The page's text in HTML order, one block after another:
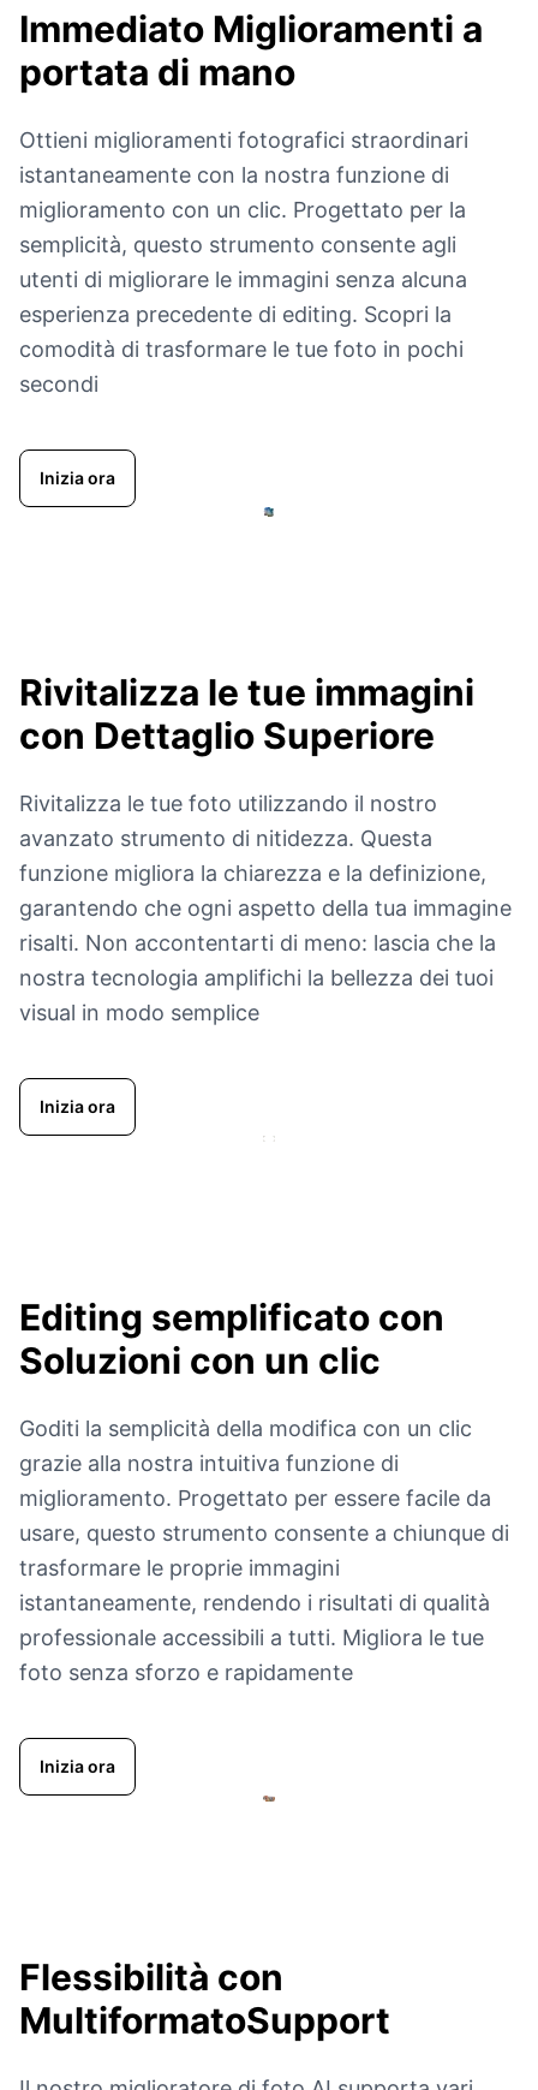
Immediato Miglioramenti a
portata di mano
Ottieni miglioramenti fotografici straordinari
istantaneamente con la nostra funzione di
miglioramento con un clic. Progettato per la
semplicità, questo strumento consente agli
utenti di migliorare le immagini senza alcuna
esperienza precedente di editing. Scopri la
comodità di trasformare le tue foto in pochi
secondi
Inizia ora
Rivitalizza le tue immagini
con Dettaglio Superiore
Rivitalizza le tue foto utilizzando il nostro
avanzato strumento di nitidezza. Questa
funzione migliora la chiarezza e la definizione,
garantendo che ogni aspetto della tua immagine
risalti. Non accontentarti di meno: lascia che la
nostra tecnologia amplifichi la bellezza dei tuoi
visual in modo semplice
Inizia ora
Editing semplificato con
Soluzioni con un clic
Goditi la semplicità della modifica con un clic
grazie alla nostra intuitiva funzione di
miglioramento. Progettato per essere facile da
usare, questo strumento consente a chiunque di
trasformare le proprie immagini
istantaneamente, rendendo i risultati di qualità
professionale accessibili a tutti. Migliora le tue
foto senza sforzo e rapidamente
Inizia ora
Flessibilità con
MultiformatoSupport